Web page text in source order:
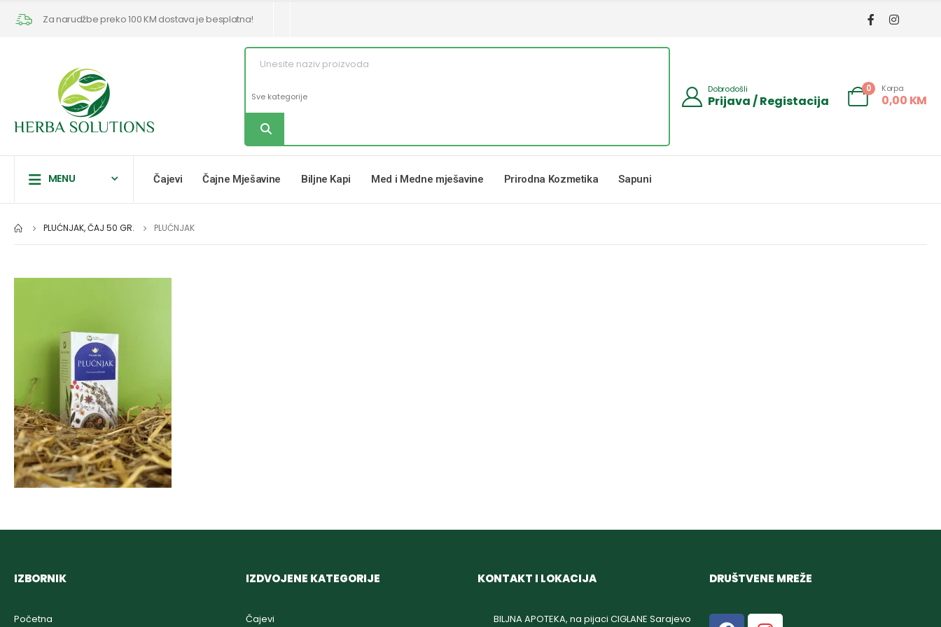
Za narudžbe preko 100 KM dostava je besplatna!
Dobrodošli
Prijava / Registacija
0 Korpa
0,00 KM
MENU Čajevi Čajne Mješavine Biljne Kapi Med i Medne mješavine Prirodna Kozmetika Sapuni
PLUĆNJAK, ČAJ 50 GR. PLUĆNJAK
IZBORNIK
Početna
IZDVOJENE KATEGORIJE
Čajevi
KONTAKT I LOKACIJA
BILJNA APOTEKA, na pijaci CIGLANE Sarajevo
DRUŠTVENE MREŽE